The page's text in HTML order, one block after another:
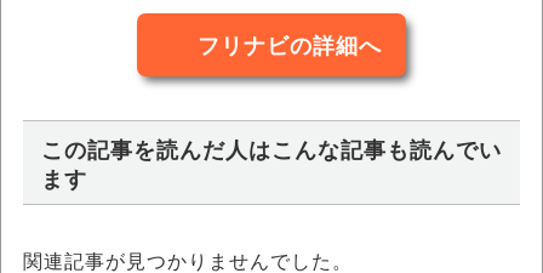
フリナビの詳細へ
この記事を読んだ人はこんな記事も読んでい
ます
関連記事が見つかりませんでした。